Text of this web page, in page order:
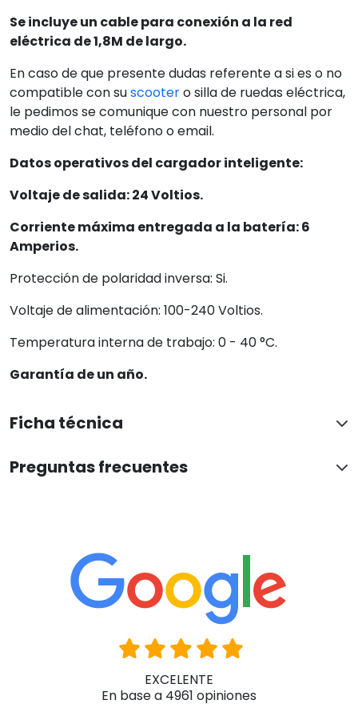
Se incluye un cable para conexión a la red
eléctrica de 1,8M de largo.
En caso de que presente dudas referente a si es o no
compatible con suscootero silla de ruedas eléctrica,
le pedimos se comunique con nuestro personal por
medio del chat, teléfono o email.
Datos operativos del cargador inteligente:
Voltaje de salida: 24 Voltios.
Corriente máxima entregada a la batería: 6
Amperios.
Protección de polaridad inversa: Si.
Voltaje de alimentación: 100-240 Voltios.
Temperatura interna de trabajo: 0 - 40 °C.
Garantía de un año.
Ficha técnica
Preguntas frecuentes
EXCELENTE
En base a 4961 opiniones